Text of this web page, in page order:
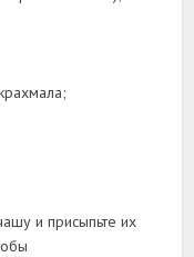
и присыпьте их